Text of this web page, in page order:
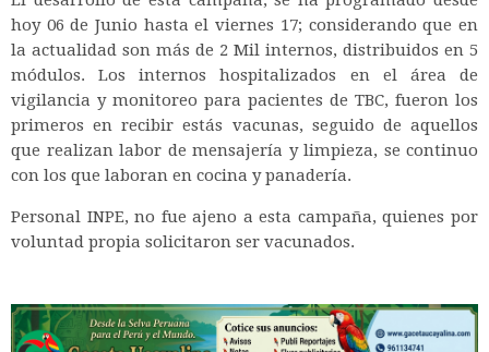
hoy 06 de Junio hasta el viernes 17; considerando que en
la actualidad son más de 2 Mil internos, distribuidos en 5
módulos. Los internos hospitalizados en el área de
vigilancia y monitoreo para pacientes de TBC, fueron los
primeros en recibir estás vacunas, seguido de aquellos
que realizan labor de mensajería y limpieza, se continuo
con los que laboran en cocina y panadería.
Personal INPE, no fue ajeno a esta campaña, quienes por
voluntad propia solicitaron ser vacunados.